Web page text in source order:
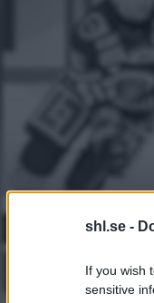
shl.se -
If you wish
sensitive